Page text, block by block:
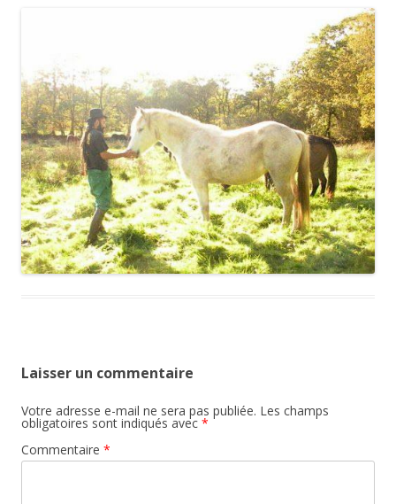
Laisser un commentaire
Votre adresse e-mail ne sera pas publiée. Les champs
obligatoires sont indiqués avec *
Commentaire *